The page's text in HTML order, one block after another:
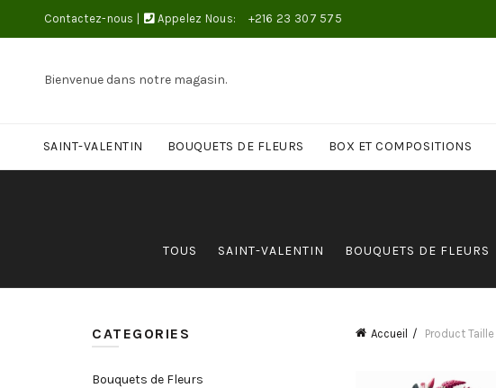
Contactez-nous Appelez Nous: +216 23 307 575
Bienvenue dans notre magasin.
SAINT-VALENTIN BOUQUETS DE FLEURS BOX ET COMPOSITIONS
TOUS SAINT-VALENTIN BOUQUETS DE FLEURS
Accueil Product Taille
CATEGORIES
Bouquets de Fleurs